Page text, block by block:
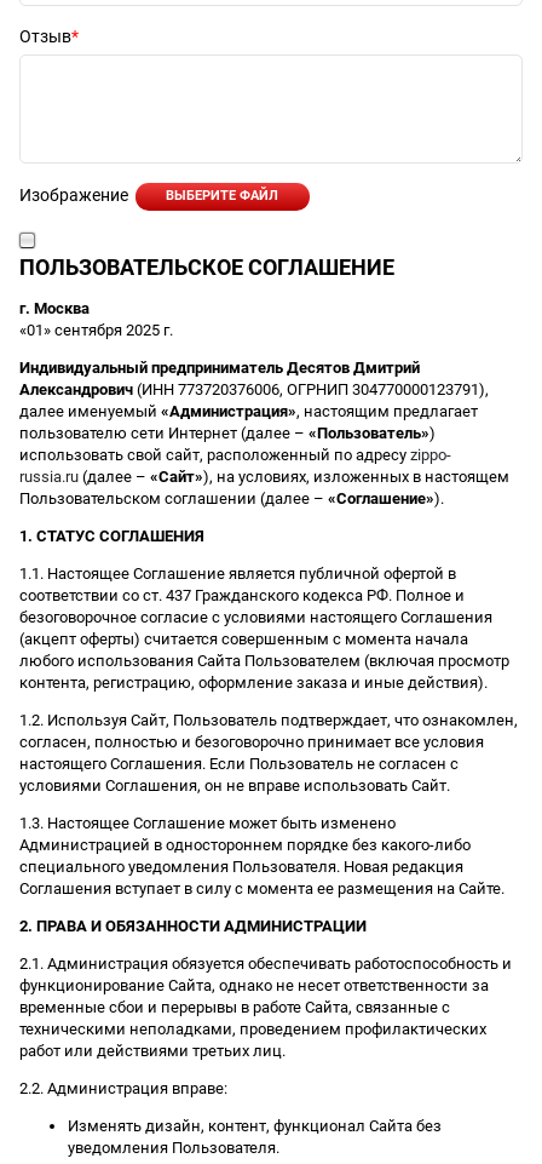
Отзыв
Изображение ВЫБЕРИТЕ ФАЙЛ
ПОЛЬЗОВАТЕЛЬСКОЕ СОГЛАШЕНИЕ
г. Москва
«01» сентября 2025 г.
Индивидуальный предприниматель Десятов Дмитрий
Александрович (ИНН 773720376006, ОГРНИП 304770000123791),
далее именуемый «Администрация», настоящим предлагает
пользователю сети Интернет (далее – «Пользователь»)
использовать свой сайт, расположенный по адресу zippo-
russia.ru (далее – «Сайт»), на условиях, изложенных в настоящем
Пользовательском соглашении (далее – «Соглашение»).
1. СТАТУС СОГЛАШЕНИЯ
1.1. Настоящее Соглашение является публичной офертой в
соответствии со ст. 437 Гражданского кодекса РФ. Полное и
безоговорочное согласие с условиями настоящего Соглашения
(акцепт оферты) считается совершенным с момента начала
любого использования Сайта Пользователем (включая просмотр
контента, регистрацию, оформление заказа и иные действия).
1.2. Используя Сайт, Пользователь подтверждает, что ознакомлен,
согласен, полностью и безоговорочно принимает все условия
настоящего Соглашения. Если Пользователь не согласен с
условиями Соглашения, он не вправе использовать Сайт.
1.3. Настоящее Соглашение может быть изменено
Администрацией в одностороннем порядке без какого-либо
специального уведомления Пользователя. Новая редакция
Соглашения вступает в силу с момента ее размещения на Сайте.
2. ПРАВА И ОБЯЗАННОСТИ АДМИНИСТРАЦИИ
2.1. Администрация обязуется обеспечивать работоспособность и
функционирование Сайта, однако не несет ответственности за
временные сбои и перерывы в работе Сайта, связанные с
техническими неполадками, проведением профилактических
работ или действиями третьих лиц.
2.2. Администрация вправе:
Изменять дизайн, контент, функционал Сайта без
уведомления Пользователя.